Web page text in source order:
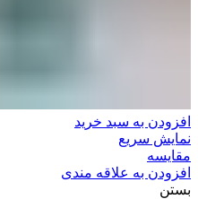
افزودن به سبد خرید
نمایش سریع
مقایسه
افزودن به علاقه مندی
بستن